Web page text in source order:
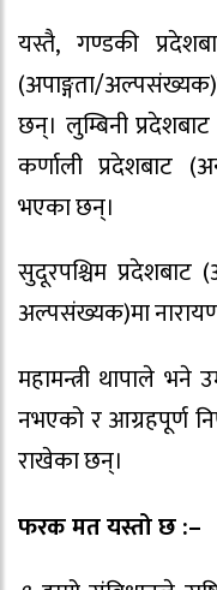
यस्तै, गण्डकी
(अपाङ्गता/
छन्। लुम्बिनी
कर्णाली प्रदेशबाट
भएका छन्।
सुदूरपश्चिम प्रदेशबाट
अल्पसंख्यक)मा
महामन्त्री थापाले भने
नभएको र आग्रहपूर्ण
राखेका छन्।
फरक मत यस्तो छ :–